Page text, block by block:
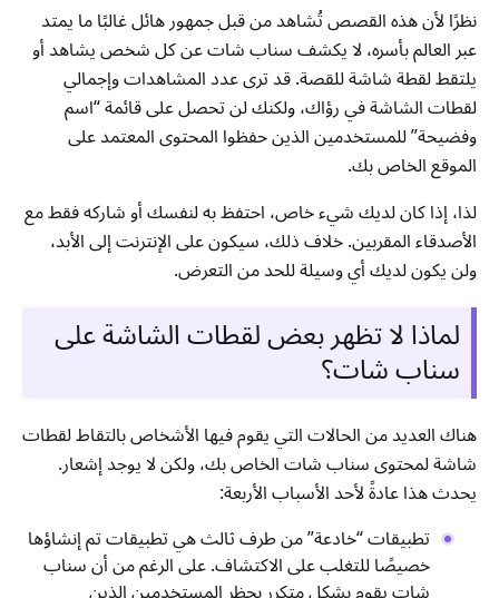
نظرًا لأن هذه القصص تُشاهد من قبل جمهور هائل غالبًا ما يمتد
عبر العالم بأسره، لا يكشف سناب شات عن كل شخص يشاهد أو
يلتقط لقطة شاشة للقصة. قد ترى عدد المشاهدات وإجمالي
لقطات الشاشة في رؤاك، ولكنك لن تحصل على قائمة “اسم
وفضيحة” للمستخدمين الذين حفظوا المحتوى المعتمد على
الموقع الخاص بك.
لذا، إذا كان لديك شيء خاص، احتفظ به لنفسك أو شاركه فقط مع
الأصدقاء المقربين. خلاف ذلك، سيكون على الإنترنت إلى الأبد،
ولن يكون لديك أي وسيلة للحد من التعرض.
لماذا لا تظهر بعض لقطات الشاشة على
سناب شات؟
هناك العديد من الحالات التي يقوم فيها الأشخاص بالتقاط لقطات
شاشة لمحتوى سناب شات الخاص بك، ولكن لا يوجد إشعار.
يحدث هذا عادةً لأحد الأسباب الأربعة:
تطبيقات “خادعة” من طرف ثالث هي تطبيقات تم إنشاؤها
خصيصًا للتغلب على الاكتشاف. على الرغم من أن سناب